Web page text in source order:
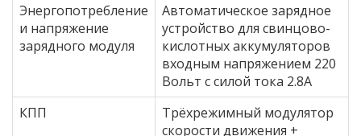
Энергопотребление
и напряжение
зарядного модуля
Автоматическое зарядное
устройство для свинцово-
кислотных аккумуляторов
входным напряжением 220
Вольт с силой тока 2.8А
КПП
Трёхрежимный модулятор
скорости движения +